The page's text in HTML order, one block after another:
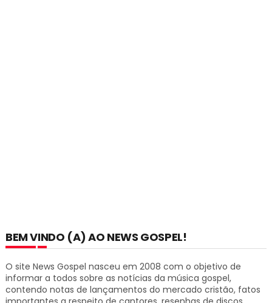
BEM VINDO (A) AO NEWS GOSPEL!
O site News Gospel nasceu em 2008 com o objetivo de
informar a todos sobre as notícias da música gospel,
contendo notas de lançamentos do mercado cristão, fatos